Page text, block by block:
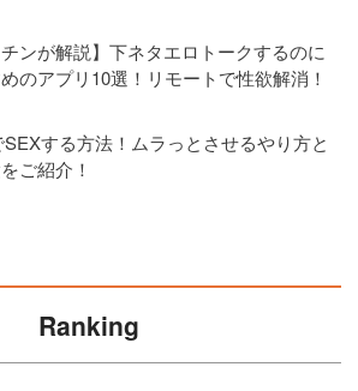
チンが解説】下ネタエロトークするのに
のアプリ10選！リモートで性欲解消！
SEXする方法！ムラっとさせるやり方と
ご紹介！
Ranking